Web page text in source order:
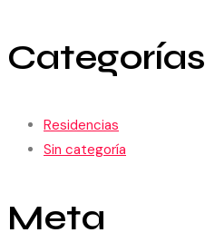
Categorías
Residencias
Sin categoría
Meta